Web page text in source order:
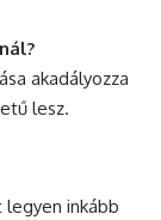
akadályozza
lesz.
inkább